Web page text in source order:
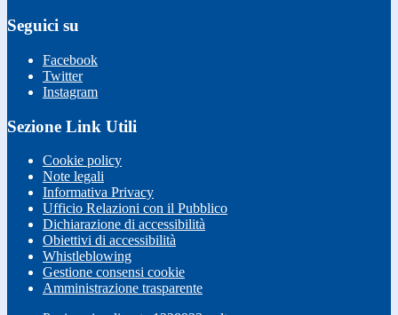
Seguici su
Facebook
Twitter
Instagram
Sezione Link Utili
Cookie policy
Note legali
Informativa Privacy
Ufficio Relazioni con il Pubblico
Dichiarazione di accessibilità
Obiettivi di accessibilità
Whistleblowing
Gestione consensi cookie
Amministrazione trasparente